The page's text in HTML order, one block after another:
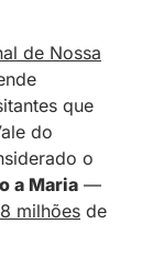
de Nossa
que
do
o
a Maria —
milhões de